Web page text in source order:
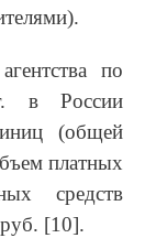
по
в России
(общей
платных
средств
[10].